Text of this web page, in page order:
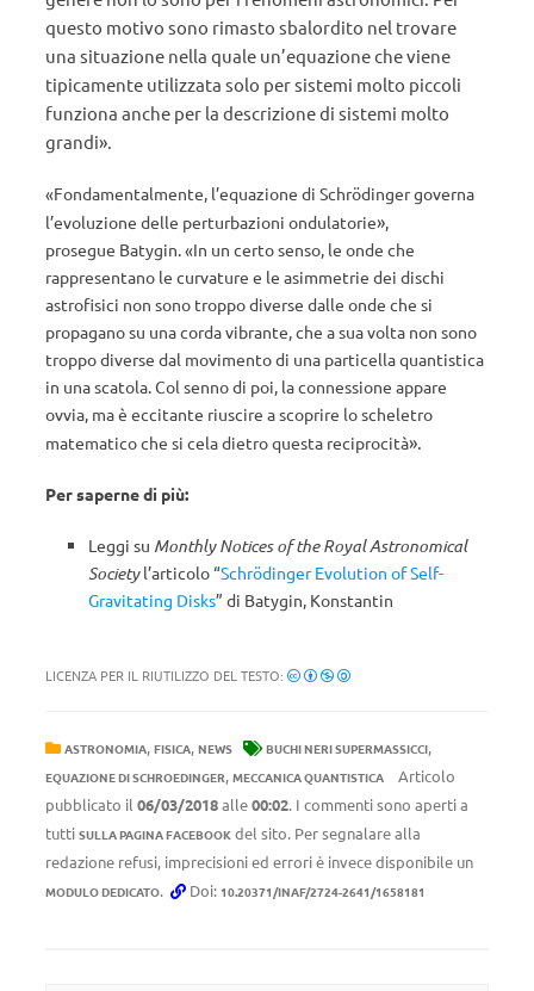
questo motivo sono rimasto sbalordito nel trovare
una situazione nella quale un’equazione che viene
tipicamente utilizzata solo per sistemi molto piccoli
funziona anche per la descrizione di sistemi molto
grandi».
«Fondamentalmente, l’equazione di Schrödinger governa
l’evoluzione delle perturbazioni ondulatorie»,
prosegue Batygin. «In un certo senso, le onde che
rappresentano le curvature e le asimmetrie dei dischi
astrofisici non sono troppo diverse dalle onde che si
propagano su una corda vibrante, che a sua volta non sono
troppo diverse dal movimento di una particella quantistica
in una scatola. Col senno di poi, la connessione appare
ovvia, ma è eccitante riuscire a scoprire lo scheletro
matematico che si cela dietro questa reciprocità».
Per saperne di più:
Leggi su Monthly Notices of the Royal Astronomical
Societyl’articolo “Schrödinger Evolution of Self-
Gravitating Disks” di Batygin, Konstantin
LICENZA PER IL RIUTILIZZO DEL TESTO:
ASTRONOMIA, FISICA, NEWS BUCHI NERI SUPERMASSICCI,
EQUAZIONE DI SCHROEDINGER, MECCANICA QUANTISTICA
Articolo
pubblicato il 06/03/2018alle00:02. I commenti sono aperti a
tutti SULLA PAGINA FACEBOOK del sito. Per segnalare alla
redazione refusi, imprecisioni ed errori è invece disponibile un
MODULO DEDICATO. Doi: 10.20371/INAF/2724-2641/1658181